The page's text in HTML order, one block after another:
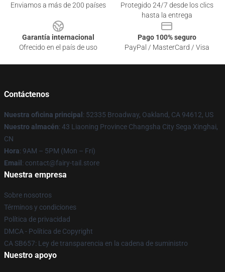
Enviamos a más de 200 países
Protegido 24/7 desde los clics
hasta la entrega
Garantía internacional
Ofrecido en el país de uso
Pago 100% seguro
PayPal / MasterCard / Visa
Contáctenos
Nuestra oficina principal : 52335 Broadway, Oakland, CA 94612, US
Nuestro almacén: 43 Liaoning Province Changsha City Sega Xinghai,
CN
Hora: 9AM – 5PM (Mon – Fri)
Email : contact@fairy-tail.store
Nuestra empresa
Sobre nosotros
Términos y condiciones
Política de privacidad
DMCA - Política de Copyright
CA SB657: Ley de transparencia en la cadena de suministro
Nuestro apoyo